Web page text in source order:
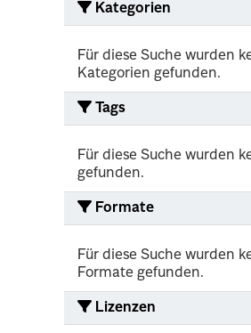
Kategorien
Für diese Suche wurden
Kategorien gefunden.
Tags
Für diese Suche wurden
gefunden.
Formate
Für diese Suche wurden
Formate gefunden.
Lizenzen